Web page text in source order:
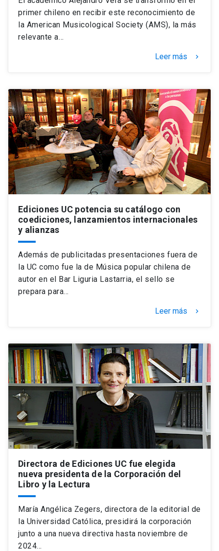
primer chileno en recibir este reconocimiento de
la American Musicological Society (AMS), la más
relevante a…
Leer más keyboard_arrow_right
Ediciones UC potencia su catálogo con
coediciones, lanzamientos internacionales
y alianzas
Además de publicitadas presentaciones fuera de
la UC como fue la de Música popular chilena de
autor en el Bar Liguria Lastarria, el sello se
prepara para…
Leer más keyboard_arrow_right
Directora de Ediciones UC fue elegida
nueva presidenta de la Corporación del
Libro y la Lectura
María Angélica Zegers, directora de la editorial de
la Universidad Católica, presidirá la corporación
junto a una nueva directiva hasta noviembre de
2024…